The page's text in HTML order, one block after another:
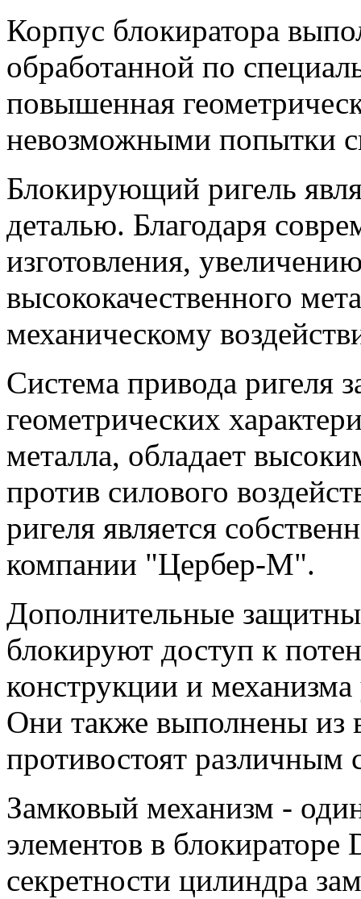
Корпус блокиратора
обработанной по
повышенная
невозможными попытки
Блокирующий ригель
деталью. Благодаря
изготовления,
высококачественного
механическому
Система привода ригеля
геометрических
металла, обладает
против силового
ригеля является
компании "Цербер-М".
Дополнительные
блокируют доступ к
конструкции и
Они также выполнены из
противостоят различным
Замковый механизм -
элементов в
секретности цилиндра